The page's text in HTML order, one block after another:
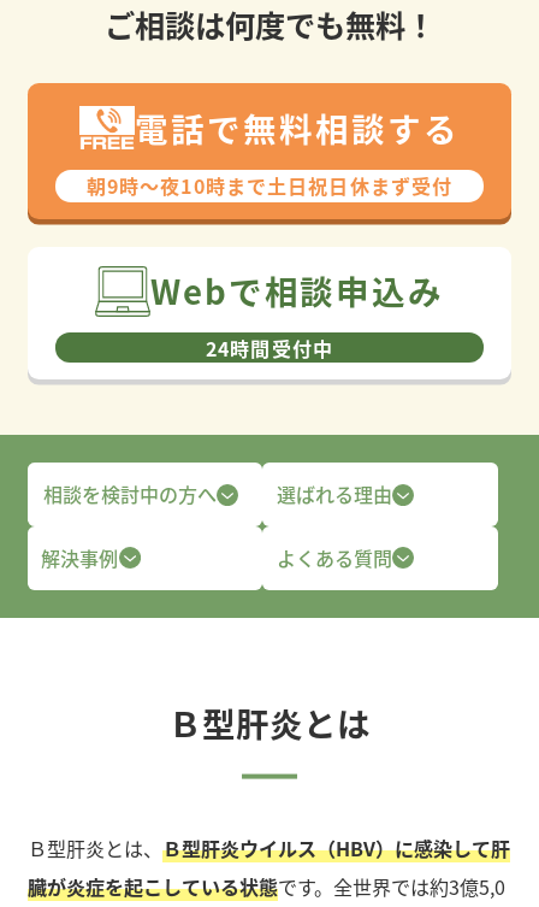
ご相談は何度でも無料！
電話で無料相談する
朝9時〜夜10時まで⼟⽇祝⽇休まず受付
Webで相談申込み
24時間受付中
相談を検討中の方へ 選ばれる理由
解決事例 よくある質問
Ｂ型肝炎とは
Ｂ型肝炎とは、 Ｂ型肝炎ウイルス（HBV）に感染して肝
臓が炎症を起こしている状態です。全世界では約3億5,0